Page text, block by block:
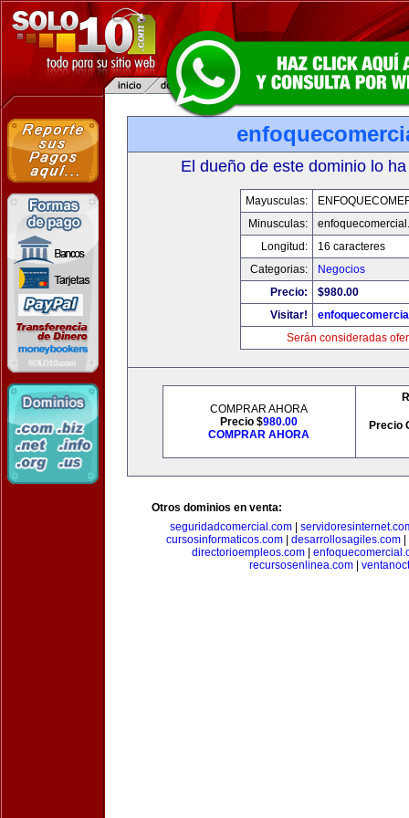
El dueño de este dominio lo
Mayusculas:
Minusculas:
Longitud:
16 caracteres
Categorias:
Negocios
Precio:
$980.00
Visitar!
Serán consideradas
COMPRAR AHORA
Precio $980.00
COMPRAR AHORA
Precio
Otros dominios en venta:
seguridadcomercial.com|
cursosinformaticos.com
desarrollosagiles.com
directorioempleos.com
recursosenlinea.com|